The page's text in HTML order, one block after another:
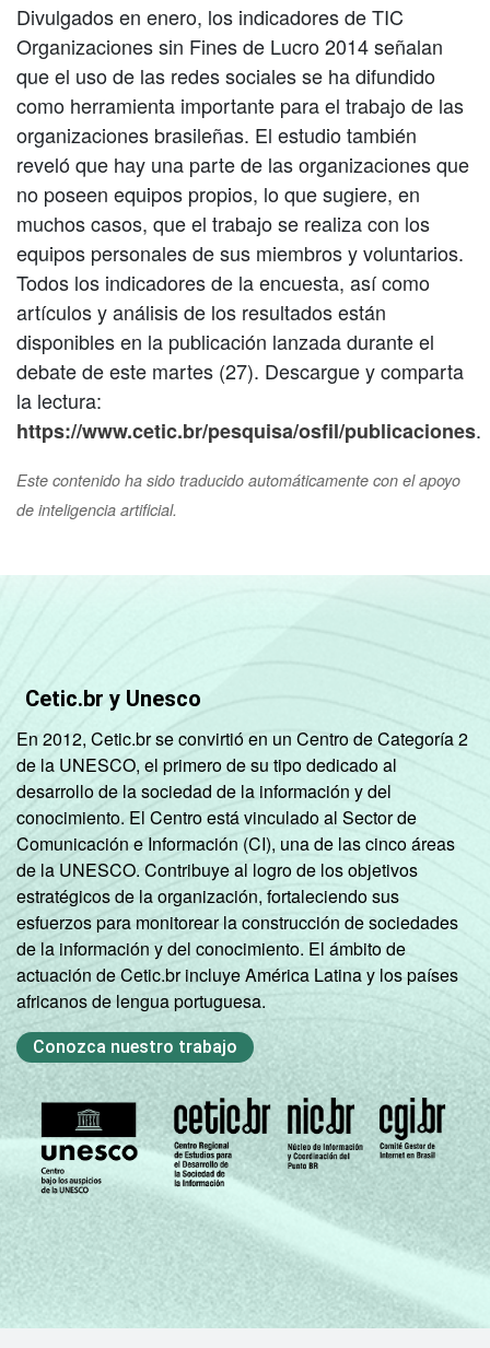
Divulgados en enero, los indicadores de TIC
Organizaciones sin Fines de Lucro 2014 señalan
que el uso de las redes sociales se ha difundido
como herramienta importante para el trabajo de las
organizaciones brasileñas. El estudio también
reveló que hay una parte de las organizaciones que
no poseen equipos propios, lo que sugiere, en
muchos casos, que el trabajo se realiza con los
equipos personales de sus miembros y voluntarios.
Todos los indicadores de la encuesta, así como
artículos y análisis de los resultados están
disponibles en la publicación lanzada durante el
debate de este martes (27). Descargue y comparta
la lectura:
https://www.cetic.br/pesquisa/osfil/publicaciones.
Este contenido ha sido traducido automáticamente con el apoyo
de inteligencia artificial.
Cetic.br y Unesco
En 2012, Cetic.br se convirtió en un Centro de Categoría 2
de la UNESCO, el primero de su tipo dedicado al
desarrollo de la sociedad de la información y del
conocimiento. El Centro está vinculado al Sector de
Comunicación e Información (CI), una de las cinco áreas
de la UNESCO. Contribuye al logro de los objetivos
estratégicos de la organización, fortaleciendo sus
esfuerzos para monitorear la construcción de sociedades
de la información y del conocimiento. El ámbito de
actuación de Cetic.br incluye América Latina y los países
africanos de lengua portuguesa.
Conozca nuestro trabajo